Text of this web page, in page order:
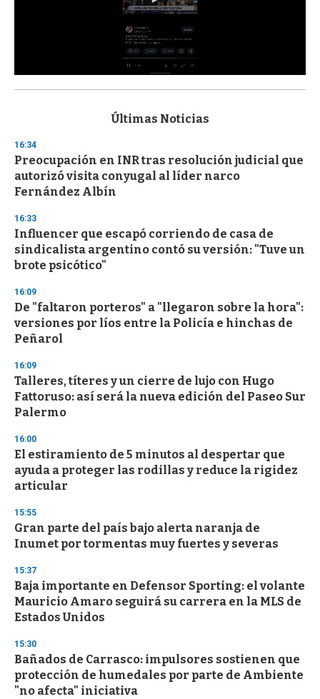
s
d
s
o
f
3
s
e
c
o
n
Últimas Noticias
16:34
Preocupación en INR tras resolución judicial que
autorizó visita conyugal al líder narco
Fernández Albín
16:33
Influencer que escapó corriendo de casa de
sindicalista argentino contó su versión: "Tuve un
brote psicótico"
16:09
De "faltaron porteros" a "llegaron sobre la hora":
versiones por líos entre la Policía e hinchas de
Peñarol
16:09
Talleres, títeres y un cierre de lujo con Hugo
Fattoruso: así será la nueva edición del Paseo Sur
Palermo
16:00
El estiramiento de 5 minutos al despertar que
ayuda a proteger las rodillas y reduce la rigidez
articular
15:55
Gran parte del país bajo alerta naranja de
Inumet por tormentas muy fuertes y severas
15:37
Baja importante en Defensor Sporting: el volante
Mauricio Amaro seguirá su carrera en la MLS de
Estados Unidos
15:30
Bañados de Carrasco: impulsores sostienen que
protección de humedales por parte de Ambiente
"no afecta" iniciativa